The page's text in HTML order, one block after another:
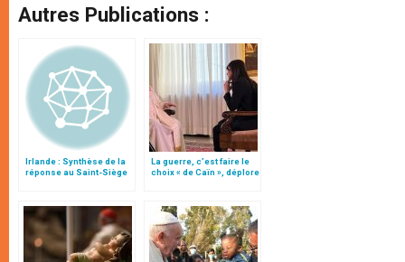
Autres Publications :
Irlande : Synthèse de la
réponse au Saint-Siège
La guerre, c’est faire le
choix « de Caïn », déplore